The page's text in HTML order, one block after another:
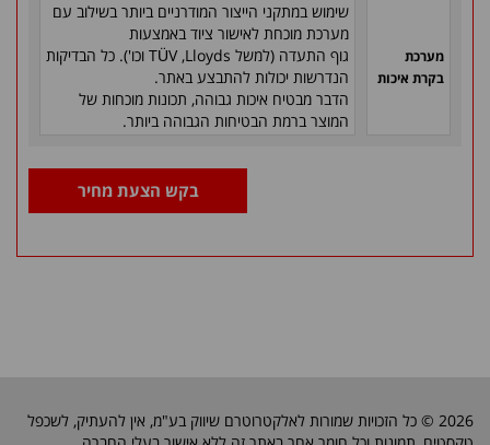
מערכת
בקרת איכות
שימוש במתקני הייצור המודרניים ביותר בשילוב עם
מערכת מוכחת לאישור ציוד באמצעות
גוף התעדה (למשל
TÜV ,Lloyds
וכו'). כל הבדיקות
הנדרשות יכולות להתבצע באתר.
הדבר מבטיח איכות גבוהה, תכונות מוכחות של
המוצר ברמת הבטיחות הגבוהה ביותר.
בקש הצעת מחיר
2026 © כל הזכויות שמורות לאלקטרוטרם שיווק בע"מ, אין להעתיק, לשכפל